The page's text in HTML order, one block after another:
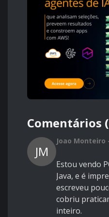
Comentários
JM
Joao Monteiro
Estou vendo
Java, e é
escreveu
cobriu
inteiro.